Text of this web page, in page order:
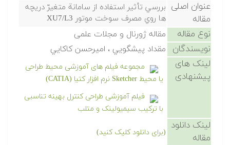
عنوان اصلی
مقاله
بررسي تأثير استفاده از سامانة متغيرّ دريچه
ها روي مصرف سوخت موتور XU7/L3
نوع مقاله مقاله ژورنال و مجلات علمی
نویسندگان مقداد پيشگويي ، اميرحسن كاكايي
لینک های
پیشنهادی
مجموعه فیلم های آموزشی محیط طراحی
یا محیط Sketcher نرم افزار کتیا (CATIA)
فیلم آموزشی طراحی کنترل بهینه تناسبی
با ترکیب سیمیولینک و متلب
لینک دانلود
مقاله
(برای دانلود کلیک کنید)